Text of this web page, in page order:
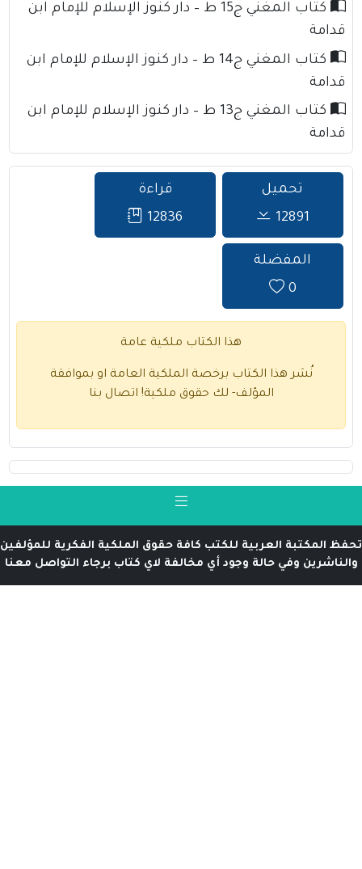
كتاب المغني ج15 ط – دار كنوز الإسلام للإمام ابن
قدامة
كتاب المغني ج14 ط – دار كنوز الإسلام للإمام ابن
قدامة
كتاب المغني ج13 ط – دار كنوز الإسلام للإمام ابن
قدامة
تحميل
12891
قراءة
12836
المفضلة
0
هذا الكتاب ملكية عامة
نُشر هذا الكتاب برخصة الملكية العامة او بموافقة
المؤلف- لك حقوق ملكية! اتصال بنا
تحفظ المكتبة العربية للكتب كافة حقوق الملكية الفكرية للمؤلفين
والناشرين وفي حالة وجود أي مخالفة لاي كتاب برجاء التواصل معنا